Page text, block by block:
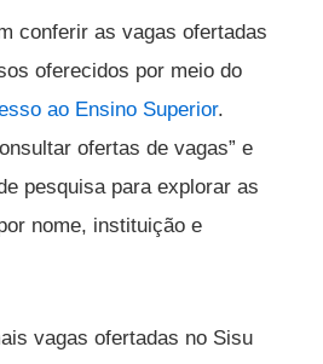
conferir as vagas ofertadas
oferecidos por meio do
ao Ensino Superior.
ofertas de vagas” e
pesquisa para explorar as
nome, instituição e
vagas ofertadas no Sisu